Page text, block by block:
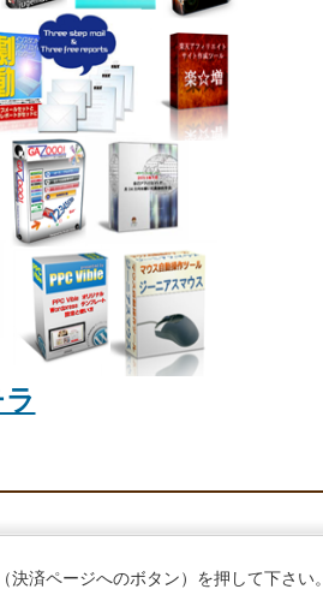
済ページへのボタン）を押して下さい。